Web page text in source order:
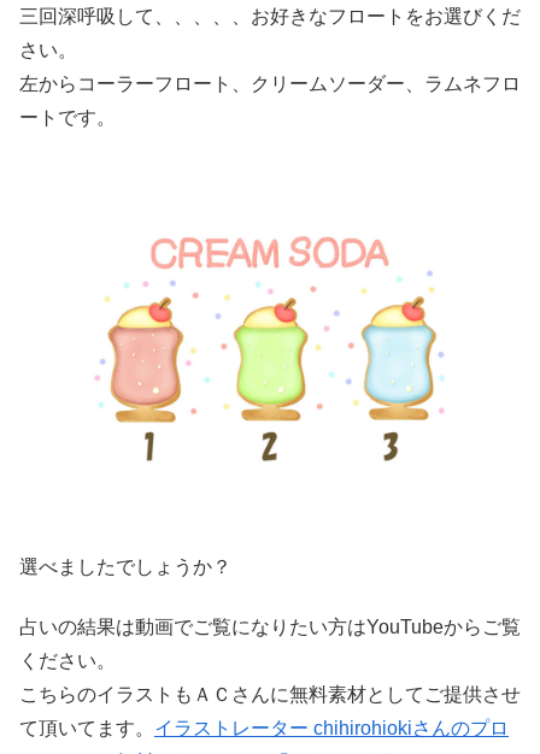
三回深呼吸して、、、、、お好きなフロートをお選びくだ
さい。
左からコーラーフロート、クリームソーダー、ラムネフロ
ートです。
選べましたでしょうか？
占いの結果は動画でご覧になりたい方はYouTubeからご覧
ください。
こちらのイラストもＡＣさんに無料素材としてご提供させ
て頂いてます。 イラストレーター chihirohiokiさんのプロ